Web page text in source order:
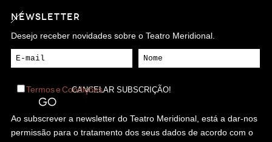
NEWSLETTER
Desejo receber novidades sobre o Teatro Meridional.
Termos e Condições
Ao subscrever a newsletter do Teatro Meridional, está a dar-nos
permissão para o tratamento dos seus dados de acordo com o